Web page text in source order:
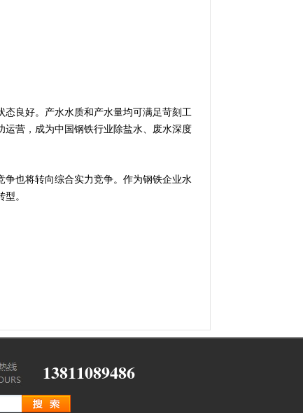
良好。产水水质和产水量均可满足苛刻工
营，成为中国钢铁行业除盐水、废水深度
也将转向综合实力竞争。作为钢铁企业水
。
13811089486